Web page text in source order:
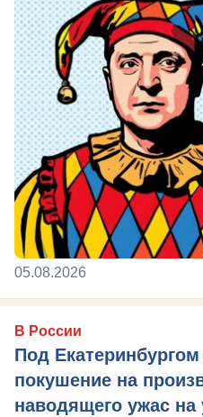
05.08.2026
В России
Под
покушение на
наводящего ужас на